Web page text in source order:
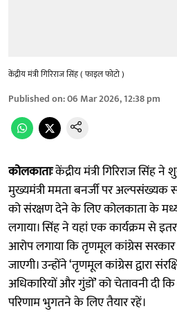
केंद्रीय मंत्री गिरिराज सिंह ( फाइल फोटो )
Published on:06 Mar 2026, 12:38 pm
कोलकाताःकेंद्रीय मंत्री गिरिराज सिंह ने
मुख्यमंत्री ममता बनर्जी पर
को संरक्षण देने के लिए कोलकाता के
लगाया। सिंह ने यहां एक कार्यक्रम से
आरोप लगाया कि तृणमूल कांग्रेस सरकार
जाएगी। उन्होंने ‘तृणमूल कांग्रेस द्वारा
अधिकारियों और गुंडों’ को चेतावनी दी
परिणाम भुगतने के लिए तैयार रहें।